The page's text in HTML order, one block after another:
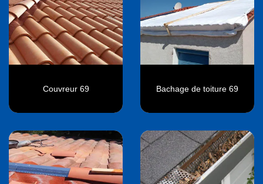
Couvreur 69 Bachage de toiture 69